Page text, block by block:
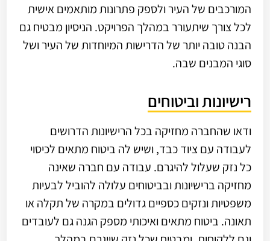
המורכבים של העיר ולספק פתרונות מותאמים אישית
לכל צורך שיתעורר במהלך הפרויקט. הניסיון מבטיח גם
הבנה טובה יותר של הדרישות המיוחדות של העיר ושל
סוגי המבנים שבה.
רישיונות וביטוחים
ודאו שהחברה מחזיקה בכל הרישיונות הדרושים
לעבודה עם ציוד כבד, ושיש לה ביטוח מתאים לכיסוי
כל נזק שעלול להיגרם. עבודה עם חברה שאינה
מחזיקה ברישיונות ובביטוחים עלולה להוביל לבעיות
משפטיות ונזקים כספיים גדולים במקרה של תקלה או
תאונה. ביטוח מתאים ואיכותי מספק הגנה גם לעובדים